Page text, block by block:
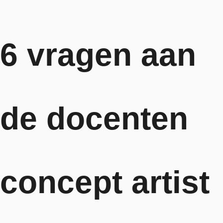
6 vragen aan
de docenten
concept artist